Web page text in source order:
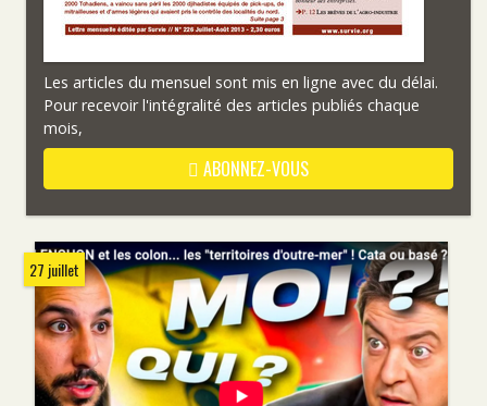
Les articles du mensuel sont mis en ligne avec du délai.
Pour recevoir l'intégralité des articles publiés chaque
mois,
ABONNEZ-VOUS
27 juillet